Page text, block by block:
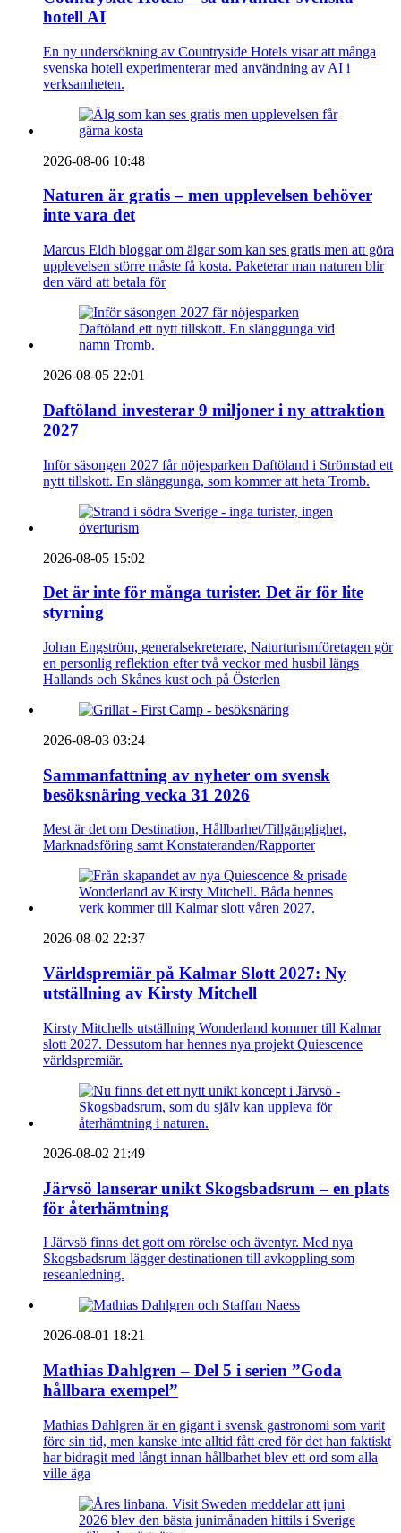
hotell AI
En ny undersökning av Countryside Hotels visar att många
svenska hotell experimenterar med användning av AI i
verksamheten.
2026-08-06 10:48
Naturen är gratis – men upplevelsen behöver
inte vara det
Marcus Eldh bloggar om älgar som kan ses gratis men att göra
upplevelsen större måste få kosta. Paketerar man naturen blir
den värd att betala för
2026-08-05 22:01
Daftöland investerar 9 miljoner i ny attraktion
2027
Inför säsongen 2027 får nöjesparken Daftöland i Strömstad ett
nytt tillskott. En slänggunga, som kommer att heta Tromb.
2026-08-05 15:02
Det är inte för många turister. Det är för lite
styrning
Johan Engström, generalsekreterare, Naturturismföretagen gör
en personlig reflektion efter två veckor med husbil längs
Hallands och Skånes kust och på Österlen
2026-08-03 03:24
Sammanfattning av nyheter om svensk
besöksnäring vecka 31 2026
Mest är det om Destination, Hållbarhet/Tillgänglighet,
Marknadsföring samt Konstateranden/Rapporter
2026-08-02 22:37
Världspremiär på Kalmar Slott 2027: Ny
utställning av Kirsty Mitchell
Kirsty Mitchells utställning Wonderland kommer till Kalmar
slott 2027. Dessutom har hennes nya projekt Quiescence
världspremiär.
2026-08-02 21:49
Järvsö lanserar unikt Skogsbadsrum – en plats
för återhämtning
I Järvsö finns det gott om rörelse och äventyr. Med nya
Skogsbadsrum lägger destinationen till avkoppling som
reseanledning.
2026-08-01 18:21
Mathias Dahlgren – Del 5 i serien ”Goda
hållbara exempel”
Mathias Dahlgren är en gigant i svensk gastronomi som varit
före sin tid, men kanske inte alltid fått cred för det han faktiskt
har bidragit med långt innan hållbarhet blev ett ord som alla
ville äga